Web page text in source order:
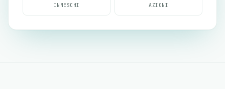
INNESCHI AZIONI